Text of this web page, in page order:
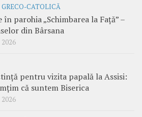
CATOLICĂ
în parohia „Schimbarea la Față” –
din Bârsana
2026
pentru vizita papală la Assisi:
că suntem Biserica
2026